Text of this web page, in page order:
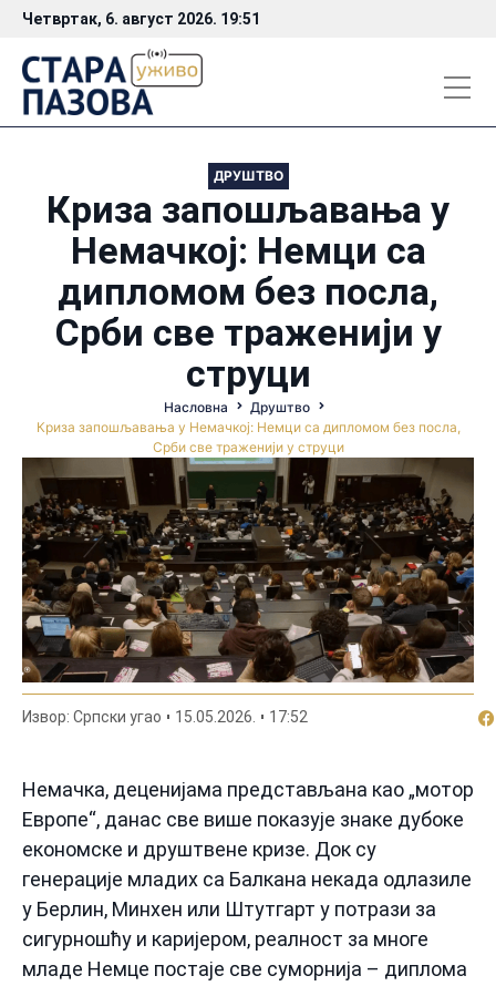
Четвртак, 6. август 2026. 19:51
ДРУШТВО
Криза запошљавања у
Немачкој: Немци са
дипломом без посла,
Срби све траженији у
струци
Насловна
Друштво
Криза запошљавања у Немачкој: Немци са дипломом без посла,
Срби све траженији у струци
Извор: Српски угао 15.05.2026. 17:52
Немачка, деценијама представљана као „мотор
Европе“, данас све више показује знаке дубоке
економске и друштвене кризе. Док су
генерације младих са Балкана некада одлазиле
у Берлин, Минхен или Штутгарт у потрази за
сигурношћу и каријером, реалност за многе
младе Немце постаје све суморнија – диплома